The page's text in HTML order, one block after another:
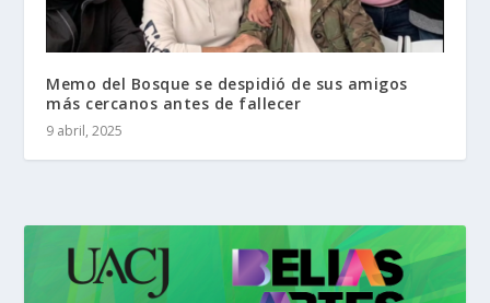
Memo del Bosque se despidió de sus amigos
más cercanos antes de fallecer
9 abril, 2025